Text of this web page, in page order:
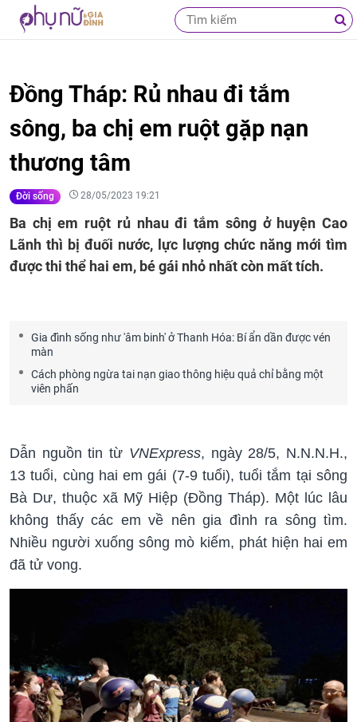
Đồng Tháp: Rủ nhau đi tắm
sông, ba chị em ruột gặp nạn
thương tâm
Đời sống 28/05/2023 19:21
Ba chị em ruột rủ nhau đi tắm sông ở huyện Cao
Lãnh thì bị đuối nước, lực lượng chức năng mới tìm
được thi thể hai em, bé gái nhỏ nhất còn mất tích.
Gia đình sống như 'âm binh' ở Thanh Hóa: Bí ẩn dần được vén
màn
Cách phòng ngừa tai nạn giao thông hiệu quả chỉ bằng một
viên phấn
Dẫn nguồn tin từ VNExpress, ngày 28/5, N.N.N.H.,
13 tuổi, cùng hai em gái (7-9 tuổi), tuổi tắm tại sông
Bà Dư, thuộc xã Mỹ Hiệp (Đồng Tháp). Một lúc lâu
không thấy các em về nên gia đình ra sông tìm.
Nhiều người xuống sông mò kiếm, phát hiện hai em
đã tử vong.